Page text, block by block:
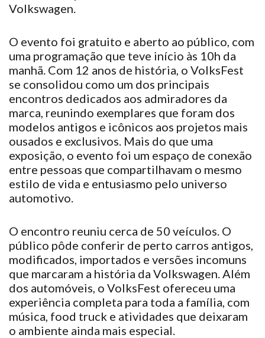
Volkswagen.
O evento foi gratuito e aberto ao público, com
uma programação que teve início às 10h da
manhã. Com 12 anos de história, o VolksFest
se consolidou como um dos principais
encontros dedicados aos admiradores da
marca, reunindo exemplares que foram dos
modelos antigos e icônicos aos projetos mais
ousados e exclusivos. Mais do que uma
exposição, o evento foi um espaço de conexão
entre pessoas que compartilhavam o mesmo
estilo de vida e entusiasmo pelo universo
automotivo.
O encontro reuniu cerca de 50 veículos. O
público pôde conferir de perto carros antigos,
modificados, importados e versões incomuns
que marcaram a história da Volkswagen. Além
dos automóveis, o VolksFest ofereceu uma
experiência completa para toda a família, com
música, food truck e atividades que deixaram
o ambiente ainda mais especial.